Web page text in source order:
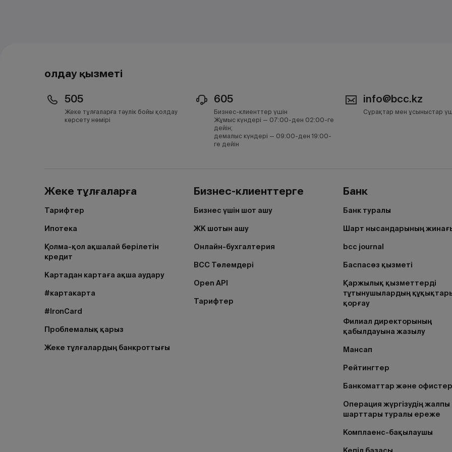
Қолдау қызметі
505
Жеке тұлғаларға тәулік бойы қолдау
көрсету нөмірі
605
Бизнес-клиенттер үшін
Жұмыс күндері — 07:00-ден 02:00-ге
дейін;
демалыс күндері — 09:00-ден 19:00-
ге дейін
info@bcc.kz
Сұрақтар мен ұсыныстар
Жеке тұлғаларға
Тарифтер
Ипотека
Қолма-қол ақшалай берілетін
кредит
Картадан картаға ақша аудару
#картакарта
#IronCard
Проблемалық қарыз
Жеке тұлғалардың банкроттығы
Бизнес-клиенттерге
Бизнес үшін шот ашу
ЖК шотын ашу
Онлайн-бухгалтерия
BCC Төлемдері
Open API
Тарифтер
Банк
Банк туралы
Шарт нысандарының
bcc journal
Баспасөз қызметі
Қаржылық қызметтерді
тұтынушылардың
қорғау
Филиал директорының
қабылдауына жазылу
Мансап
Рейтингтер
Банкоматтар және офистер
Операция жүргізудің жалпы
шарттары туралы ереже
Комплаенс-бақылаушы